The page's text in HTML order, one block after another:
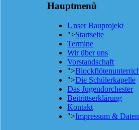
Hauptmenü
Unser Bauprojekt
">Startseite
Termine
Wir über uns
Vorstandschaft
">
">Die Schülerkapelle
Das Jugendorchester
Beitrittserklärung
Kontakt
">Impressum &